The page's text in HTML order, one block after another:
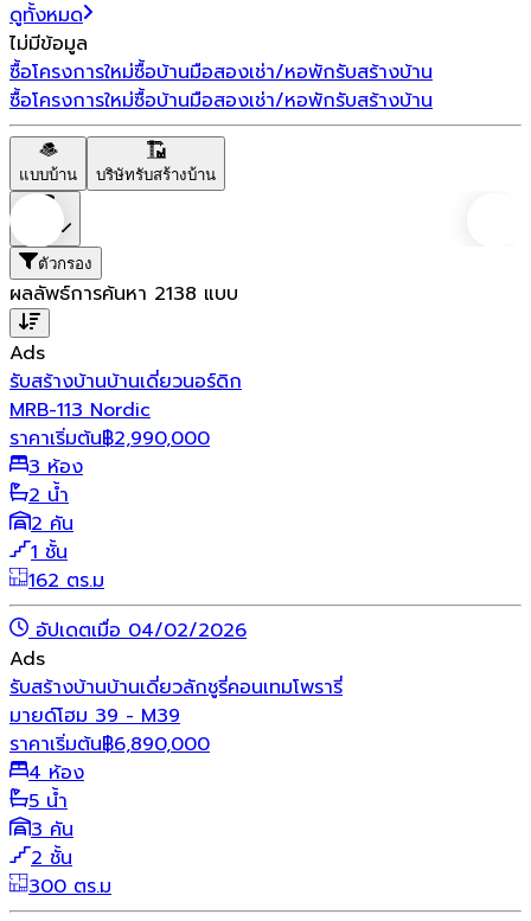
ดูทั้งหมด
ไม่มีข้อมูล
ซื้อโครงการใหม่ซื้อบ้านมือสองเช่า/หอพักรับสร้างบ้าน
ซื้อโครงการใหม่ซื้อบ้านมือสองเช่า/หอพักรับสร้างบ้าน
แบบบ้าน บริษัทรับสร้างบ้าน
ตัวกรอง
ผลลัพธ์การค้นหา 2138 แบบ
Ads
รับสร้างบ้านบ้านเดี่ยวนอร์ดิก
MRB-113 Nordic
ราคาเริ่มต้น฿2,990,000
3 ห้อง
2 น้ำ
2 คัน
1 ชั้น
162 ตร.ม
อัปเดตเมื่อ 04/02/2026
Ads
รับสร้างบ้านบ้านเดี่ยวลักชูรี่คอนเทมโพรารี่
มายด์โฮม 39 - M39
ราคาเริ่มต้น฿6,890,000
4 ห้อง
5 น้ำ
3 คัน
2 ชั้น
300 ตร.ม